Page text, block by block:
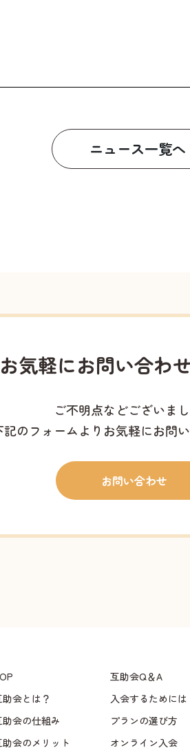
ニュース一覧へ
お気軽にお問い合わ
ご不明点などございま
記のフォームよりお気軽にお問
お問い合わせ
助会とは？
助会の仕組み
助会のメリット
互助会Q＆A
入会するためには
プランの選び方
オンライン入会